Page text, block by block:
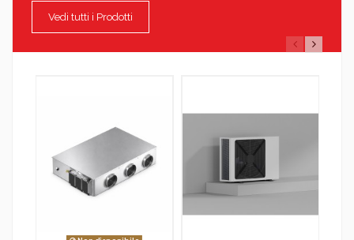
Vedi tutti i Prodotti